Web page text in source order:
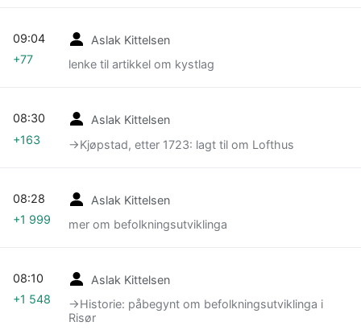
Aslak Kittelsen
lenke til artikkel om kystlag
09:04
+77
Aslak Kittelsen
→‎Kjøpstad, etter 1723: lagt til om Lofthus
08:30
+163
Aslak Kittelsen
mer om befolkningsutviklinga
08:28
+1 999
Aslak Kittelsen
→‎Historie: påbegynt om befolkningsutviklinga i
Risør
08:10
+1 548